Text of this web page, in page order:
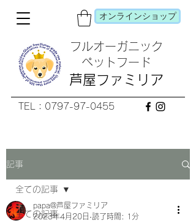
フルオーガニック
​ペットフード
芦屋ファミリア
TEL：0797-97-0455
オンラインショップ
記事
全ての記事
全ての記事
papa@芦屋ファミリア
2023年4月20日 読了時間: 1分